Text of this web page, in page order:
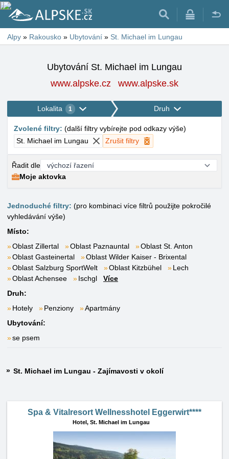
Alpy » Rakousko » Ubytování » St. Michael im Lungau
Ubytování St. Michael im Lungau
www.alpske.cz
www.alpske.sk
Lokalita 1 Druh
Zvolené filtry: (další filtry vybírejte pod odkazy výše)
St. Michael im Lungau
Zrušit filtry
Řadit dle
Moje aktovka
Jednoduché filtry: (pro kombinaci více filtrů použijte pokročilé
vyhledávání výše)
Místo:
Oblast Zillertal
Oblast Paznauntal
Oblast St. Anton
Oblast Gasteinertal
Oblast Wilder Kaiser - Brixental
Oblast Salzburg SportWelt
Oblast Kitzbühel
Lech
Oblast Achensee
Ischgl
Více
Druh:
Hotely
Penziony
Apartmány
Ubytování:
se psem
St. Michael im Lungau - Zajímavosti v okolí
Spa & Vitalresort Wellnesshotel Eggerwirt****
Hotel, St. Michael im Lungau